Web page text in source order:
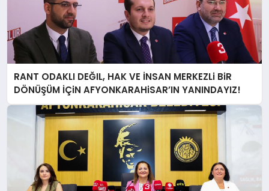
RANT ODAKLI DEĞIL, HAK VE İNSAN MERKEZLi BiR
DÖNÜŞÜM İÇiN AFYONKARAHiSAR’IN YANINDAYIZ!